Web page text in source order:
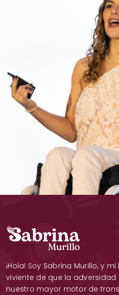
¡Hola! Soy Sabrina Murillo, y
viviente de que la adversidad
nuestro mayor motor de